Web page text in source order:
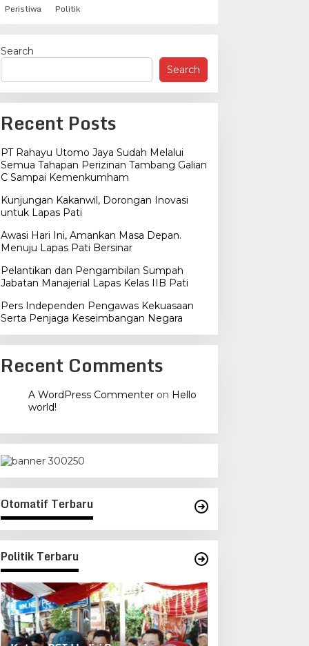
Peristiwa Politik
Ini Dia Hubungan Partai
Gerindra
Independen Pengawas
Negara Tahapan Perizinan Tambang
Galian C Sampai
Search
Search
Recent Posts
PT Rahayu Utomo Jaya Sudah Melalui
Semua Tahapan Perizinan Tambang Galian
C Sampai Kemenkumham
Kunjungan Kakanwil, Dorongan Inovasi
untuk Lapas Pati
Awasi Hari Ini, Amankan Masa Depan.
Menuju Lapas Pati Bersinar
Pelantikan dan Pengambilan Sumpah
Jabatan Manajerial Lapas Kelas IIB Pati
Pers Independen Pengawas Kekuasaan
Serta Penjaga Keseimbangan Negara
Recent Comments
A WordPress Commenteron Hello
world!
Otomatif Terbaru
Politik Terbaru